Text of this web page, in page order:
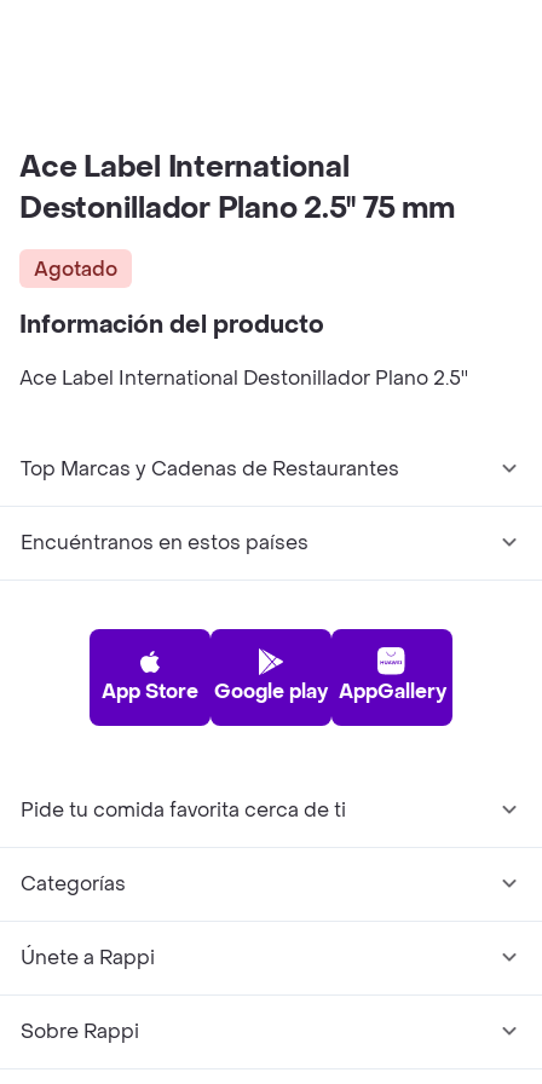
Ace Label International
Destonillador Plano 2.5'' 75 mm
Agotado
Información del producto
Ace Label International Destonillador Plano 2.5''
Top Marcas y Cadenas de Restaurantes
Encuéntranos en estos países
App Store Google play AppGallery
Pide tu comida favorita cerca de ti
Categorías
Únete a Rappi
Sobre Rappi